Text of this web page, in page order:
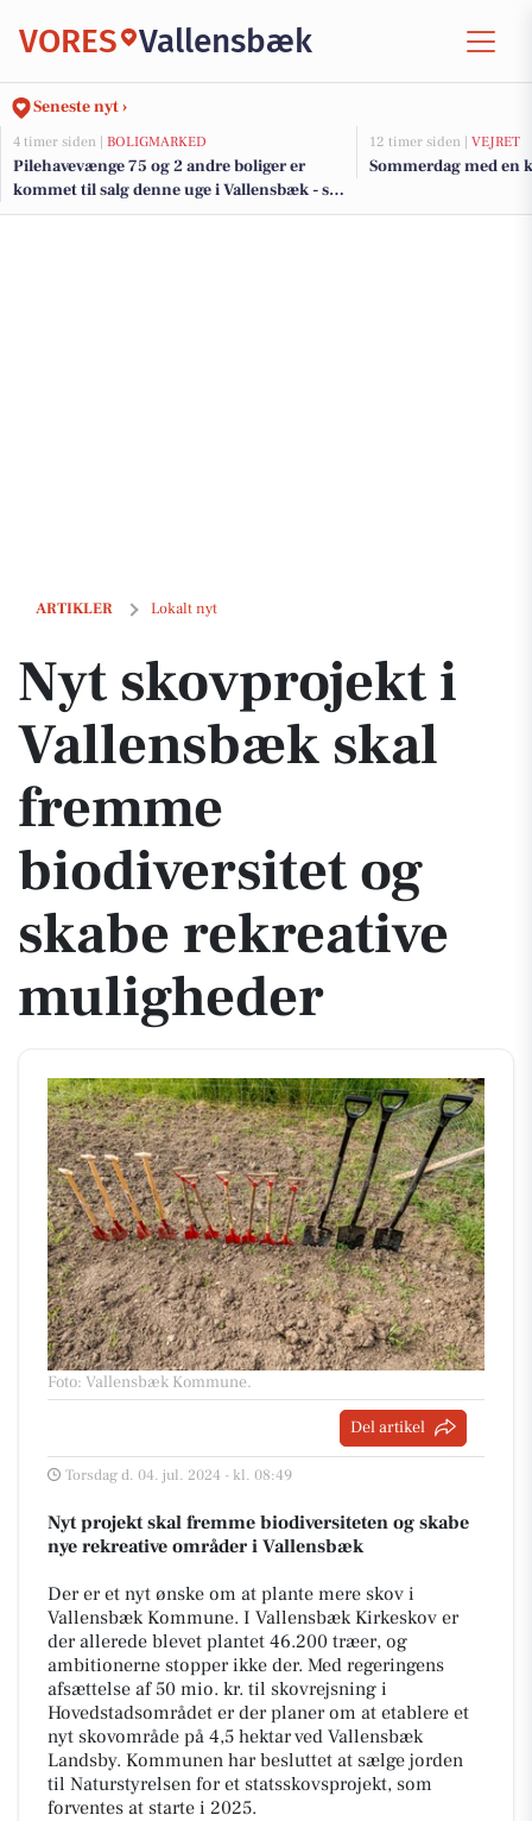
VORES Vallensbæk
Seneste nyt ›
4 timer siden | BOLIGMARKED
Pilehavevænge 75 og 2 andre boliger er
kommet til salg denne uge i Vallensbæk - se
boligerne her.
12 timer siden | VEJRET
Sommerdag med en
ARTIKLER Lokalt nyt
Nyt skovprojekt i Vallensbæk skal fremme biodiversitet og skabe
Nyt skovprojekt i
Vallensbæk skal
fremme
biodiversitet og
skabe rekreative
muligheder
Foto: Vallensbæk Kommune.
Del artikel
Torsdag d. 04. jul. 2024 - kl. 08:49
Nyt projekt skal fremme biodiversiteten og skabe
nye rekreative områder i Vallensbæk
Der er et nyt ønske om at plante mere skov i
Vallensbæk Kommune. I Vallensbæk Kirkeskov er
der allerede blevet plantet 46.200 træer, og
ambitionerne stopper ikke der. Med regeringens
afsættelse af 50 mio. kr. til skovrejsning i
Hovedstadsområdet er der planer om at etablere et
nyt skovområde på 4,5 hektar ved Vallensbæk
Landsby. Kommunen har besluttet at sælge jorden
til Naturstyrelsen for et statsskovsprojekt, som
forventes at starte i 2025.